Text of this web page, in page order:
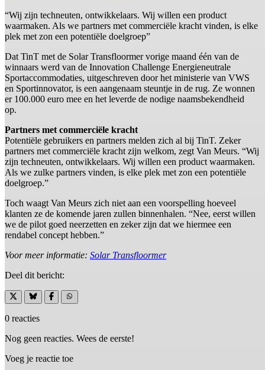
“Wij zijn techneuten, ontwikkelaars. Wij willen een product
waarmaken. Als we partners met commerciële kracht vinden, is elke
plek met zon een potentiële doelgroep”
Dat TinT met de Solar Transfloormer vorige maand één van de
winnaars werd van de Innovation Challenge Energieneutrale
Sportaccommodaties, uitgeschreven door het ministerie van VWS
en Sportinnovator, is een aangenaam steuntje in de rug. Ze wonnen
er 100.000 euro mee en het leverde de nodige naamsbekendheid
op.
Partners met commerciële kracht
Potentiële gebruikers en partners melden zich al bij TinT. Zeker
partners met commerciële kracht zijn welkom, zegt Van Meurs. “Wij
zijn techneuten, ontwikkelaars. Wij willen een product waarmaken.
Als we zulke partners vinden, is elke plek met zon een potentiële
doelgroep.”
Toch waagt Van Meurs zich niet aan een voorspelling hoeveel
klanten ze de komende jaren zullen binnenhalen. “Nee, eerst willen
we de pilot goed neerzetten en zeker zijn dat we hiermee een
rendabel concept hebben.”
Voor meer informatie: Solar Transfloormer
Deel dit bericht:
0 reacties
Nog geen reacties. Wees de eerste!
Voeg je reactie toe